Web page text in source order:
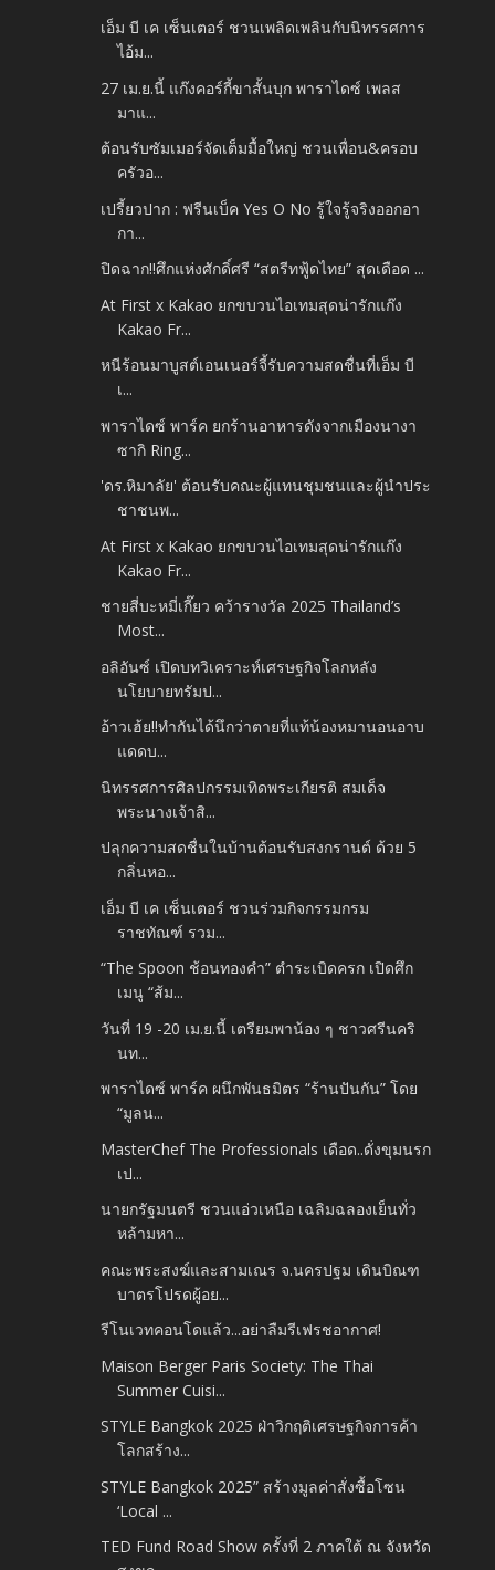
เอ็ม บี เค เซ็นเตอร์ ชวนเพลิดเพลินกับนิทรรศการ
ไอ้ม...
27 เม.ย.นี้ แก๊งคอร์กี้ขาสั้นบุก พาราไดซ์ เพลส
มาแ...
ต้อนรับซัมเมอร์จัดเต็มมื้อใหญ่ ชวนเพื่อน&ครอบ
ครัวอ...
เปรี้ยวปาก : ฟรีนเบ็ค Yes O No รู้ใจรู้จริงออกอา
กา...
ปิดฉาก!!ศึกแห่งศักดิ์ศรี “สตรีทฟู้ดไทย” สุดเดือด ...
At First x Kakao ยกขบวนไอเทมสุดน่ารักแก๊ง
Kakao Fr...
หนีร้อนมาบูสต์เอนเนอร์จี้รับความสดชื่นที่เอ็ม บี
เ...
พาราไดซ์ พาร์ค ยกร้านอาหารดังจากเมืองนางา
ซากิ Ring...
'ดร.หิมาลัย' ต้อนรับคณะผู้แทนชุมชนและผู้นำประ
ชาชนพ...
At First x Kakao ยกขบวนไอเทมสุดน่ารักแก๊ง
Kakao Fr...
ชายสี่บะหมี่เกี๊ยว คว้ารางวัล 2025 Thailand’s
Most...
อลิอันซ์ เปิดบทวิเคราะห์เศรษฐกิจโลกหลัง
นโยบายทรัมป...
อ้าวเฮ้ย!!ทำกันได้นึกว่าตายที่แท้น้องหมานอนอาบ
แดดบ...
นิทรรศการศิลปกรรมเทิดพระเกียรติ สมเด็จ
พระนางเจ้าสิ...
ปลุกความสดชื่นในบ้านต้อนรับสงกรานต์ ด้วย 5
กลิ่นหอ...
เอ็ม บี เค เซ็นเตอร์ ชวนร่วมกิจกรรมกรม
ราชทัณฑ์ รวม...
“The Spoon ช้อนทองคำ” ตำระเบิดครก เปิดศึก
เมนู “ส้ม...
วันที่ 19 -20 เม.ย.นี้ เตรียมพาน้อง ๆ ชาวศรีนคริ
นท...
พาราไดซ์ พาร์ค ผนึกพันธมิตร “ร้านปันกัน” โดย
“มูลน...
MasterChef The Professionals เดือด..ดั่งขุมนรก
เป...
นายกรัฐมนตรี ชวนแอ่วเหนือ เฉลิมฉลองเย็นทั่ว
หล้ามหา...
คณะพระสงฆ์และสามเณร จ.นครปฐม เดินบิณฑ
บาตรโปรดผู้อย...
รีโนเวทคอนโดแล้ว...อย่าลืมรีเฟรชอากาศ!
Maison Berger Paris Society: The Thai
Summer Cuisi...
STYLE Bangkok 2025 ฝ่าวิกฤติเศรษฐกิจการค้า
โลกสร้าง...
STYLE Bangkok 2025” สร้างมูลค่าสั่งซื้อโซน
‘Local ...
TED Fund Road Show ครั้งที่ 2 ภาคใต้ ณ จังหวัด